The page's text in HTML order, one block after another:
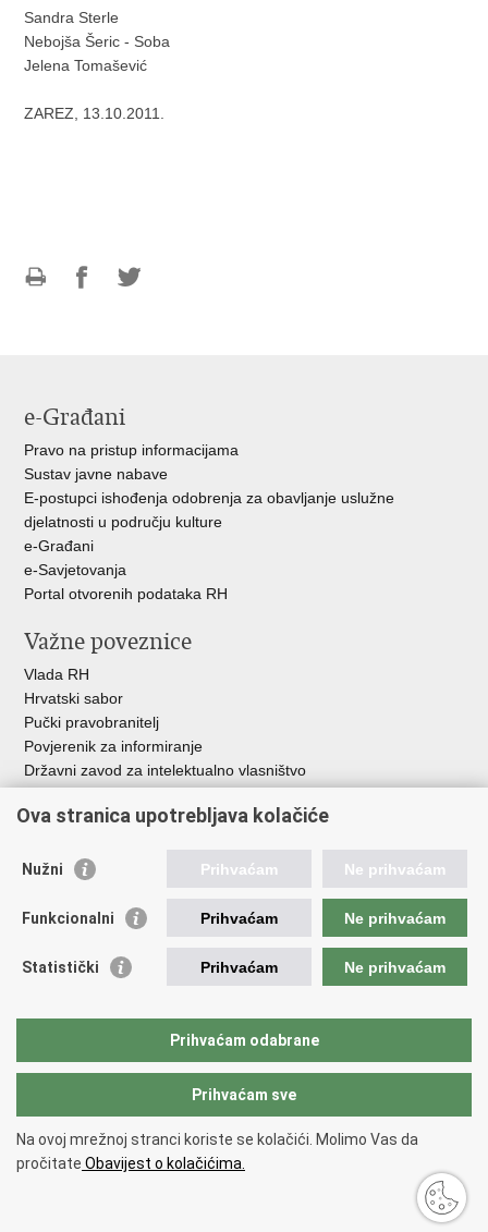
Sandra Sterle
Nebojša Šeric - Soba
Jelena Tomašević
ZAREZ, 13.10.2011.
e-Građani
Pravo na pristup informacijama
Sustav javne nabave
E-postupci ishođenja odobrenja za obavljanje uslužne
djelatnosti u području kulture
e-Građani
e-Savjetovanja
Portal otvorenih podataka RH
Važne poveznice
Vlada RH
Hrvatski sabor
Pučki pravobranitelj
Povjerenik za informiranje
Državni zavod za intelektualno vlasništvo
HAKOM
Ostale poveznice
Hrvatski audiovizualni centar
Creative Europe
EU National Institutes for Culture
Međunarodni centar za podvodnu arheologiju u Zadru (MCPA)
Copyright © 2026 Ministarstvo kulture i medija.
pristupačnosti.
Ova stranica upotrebljava kolačiće
Nužni Prihvaćam Ne prihvaćam
Funkcionalni Prihvaćam Ne prihvaćam
Statistički Prihvaćam Ne prihvaćam
Prihvaćam odabrane
Prihvaćam sve
Na ovoj mrežnoj stranci koriste se kolačići. Molimo Vas da
pročitate Obavijest o kolačićima.